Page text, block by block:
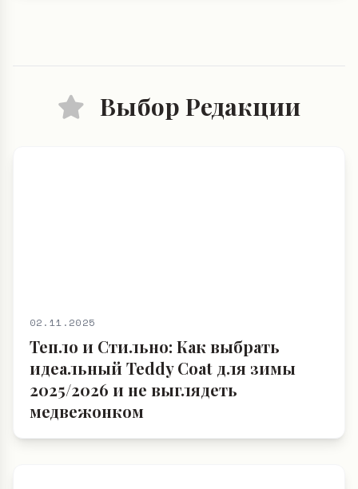
Выбор Редакции
02.11.2025
Тепло и Стильно: Как выбрать
идеальный Teddy Coat для зимы
2025/2026 и не выглядеть
медвежонком